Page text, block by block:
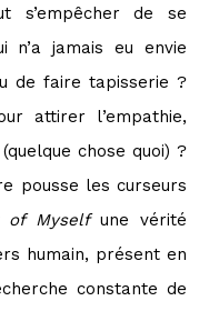
s’empêcher de se
n’a jamais eu envie
de faire tapisserie ?
attirer l’empathie,
chose quoi) ?
pousse les curseurs
of Myselfune vérité
humain, présent en
constante de